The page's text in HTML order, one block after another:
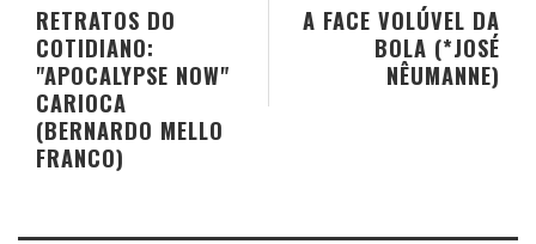
A FACE VOLÚVEL DA
BOLA (*JOSÉ
NÊUMANNE)
RETRATOS DO
COTIDIANO:
"APOCALYPSE NOW"
CARIOCA
(BERNARDO MELLO
FRANCO)